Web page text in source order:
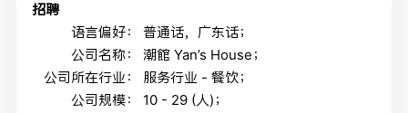
招聘
语言偏好：
普通话，广东话；
公司名称：
潮館 Yan’s House；
公司所在行业：
服务行业 - 餐饮；
公司规模：
10 - 29 (人)；